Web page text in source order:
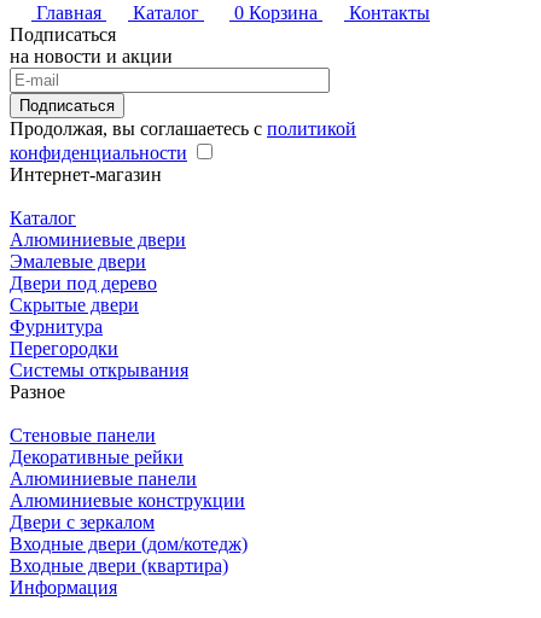
Главная
Каталог 0 Корзина
Контакты
Подписаться
на новости и акции
Подписаться
Продолжая, вы соглашаетесь с политикой
конфиденциальности
Интернет-магазин
Каталог
Алюминиевые двери
Эмалевые двери
Двери под дерево
Скрытые двери
Фурнитура
Перегородки
Системы открывания
Разное
Стеновые панели
Декоративные рейки
Алюминиевые панели
Алюминиевые конструкции
Двери с зеркалом
Входные двери (дом/котедж)
Входные двери (квартира)
Информация